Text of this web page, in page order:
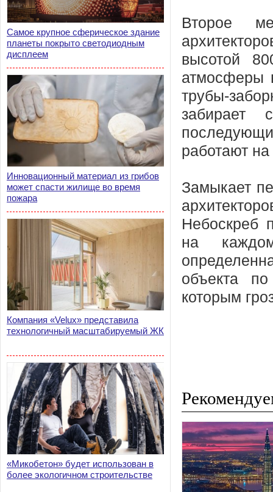
Самое крупное сферическое здание
планеты покрыто светодиодным
дисплеем
Инновационный материал из грибов
может спасти жилище во время
пожара
Компания «Velux» представила
технологичный масштабируемый ЖК
«Микобетон» будет использован в
более экологичном строительстве
Второе
высотой
атмосферы
трубы-
забирает
работают
Замыкает
Небоскреб
на
объекта
которым